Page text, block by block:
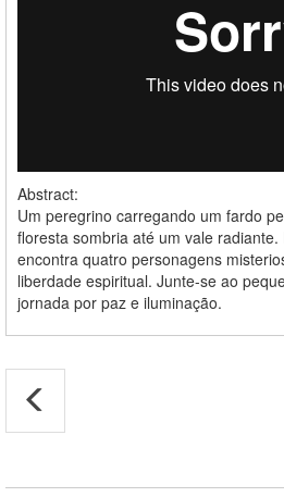
Abstract:
Um peregrino carregando um fardo
floresta sombria até um vale
encontra quatro personagens
liberdade espiritual. Junte-se ao
jornada por paz e iluminação.